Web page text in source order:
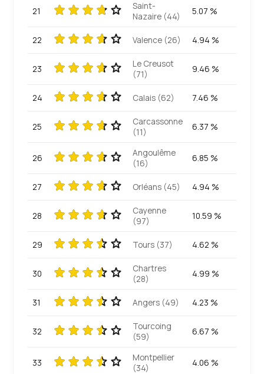
21
Saint-
Nazaire (44)
5.07 %
22 Valence (26) 4.94 %
23
Le Creusot
(71)
9.46 %
24 Calais (62) 7.46 %
25
Carcassonne
(11)
6.37 %
26
Angoulême
(16)
6.85 %
27 Orléans (45) 4.94 %
28
Cayenne
(97)
10.59 %
29 Tours (37) 4.62 %
30
Chartres
(28)
4.99 %
31 Angers (49) 4.23 %
32
Tourcoing
(59)
6.67 %
33
Montpellier
(34)
4.06 %